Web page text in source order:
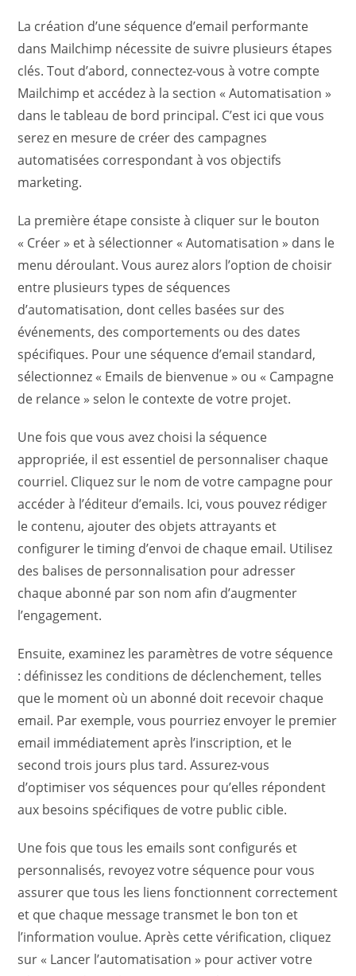
La création d’une séquence d’email performante
dans Mailchimp nécessite de suivre plusieurs étapes
clés. Tout d’abord, connectez-vous à votre compte
Mailchimp et accédez à la section « Automatisation »
dans le tableau de bord principal. C’est ici que vous
serez en mesure de créer des campagnes
automatisées correspondant à vos objectifs
marketing.
La première étape consiste à cliquer sur le bouton
« Créer » et à sélectionner « Automatisation » dans le
menu déroulant. Vous aurez alors l’option de choisir
entre plusieurs types de séquences
d’automatisation, dont celles basées sur des
événements, des comportements ou des dates
spécifiques. Pour une séquence d’email standard,
sélectionnez « Emails de bienvenue » ou « Campagne
de relance » selon le contexte de votre projet.
Une fois que vous avez choisi la séquence
appropriée, il est essentiel de personnaliser chaque
courriel. Cliquez sur le nom de votre campagne pour
accéder à l’éditeur d’emails. Ici, vous pouvez rédiger
le contenu, ajouter des objets attrayants et
configurer le timing d’envoi de chaque email. Utilisez
des balises de personnalisation pour adresser
chaque abonné par son nom afin d’augmenter
l’engagement.
Ensuite, examinez les paramètres de votre séquence
: définissez les conditions de déclenchement, telles
que le moment où un abonné doit recevoir chaque
email. Par exemple, vous pourriez envoyer le premier
email immédiatement après l’inscription, et le
second trois jours plus tard. Assurez-vous
d’optimiser vos séquences pour qu’elles répondent
aux besoins spécifiques de votre public cible.
Une fois que tous les emails sont configurés et
personnalisés, revoyez votre séquence pour vous
assurer que tous les liens fonctionnent correctement
et que chaque message transmet le bon ton et
l’information voulue. Après cette vérification, cliquez
sur « Lancer l’automatisation » pour activer votre